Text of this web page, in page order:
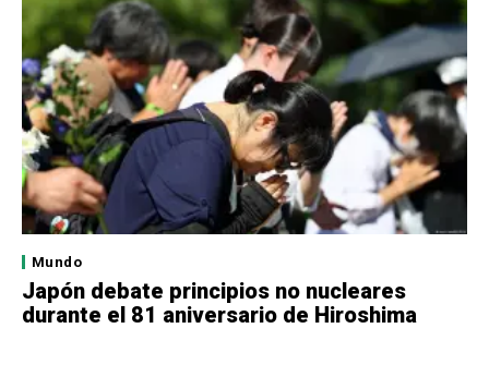
Mundo
Japón debate principios no nucleares
durante el 81 aniversario de Hiroshima